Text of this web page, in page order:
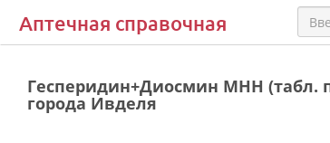
Аптечная справочная
Гесперидин+Диосмин МНН (табл.
города Ивделя